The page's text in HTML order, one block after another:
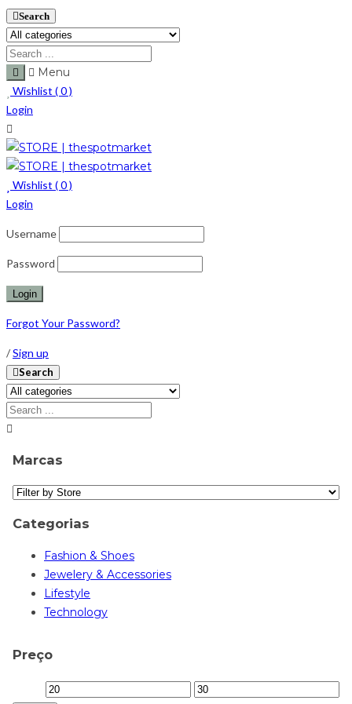
Search
Menu
Wishlist (0)
Login
Wishlist (0)
Login
Username
Password
Forgot Your Password?
/Sign up
Search
Marcas
Categorias
Fashion & Shoes
Jewelery & Accessories
Lifestyle
Technology
Preço